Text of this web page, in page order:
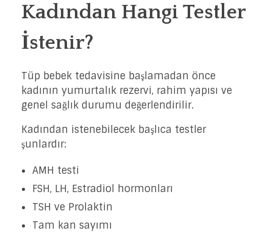
Kadından Hangi Testler
İstenir?
Tüp bebek tedavisine başlamadan önce
kadının yumurtalık rezervi, rahim yapısı ve
genel sağlık durumu değerlendirilir.
Kadından istenebilecek başlıca testler
şunlardır:
AMH testi
FSH, LH, Estradiol hormonları
TSH ve Prolaktin
Tam kan sayımı